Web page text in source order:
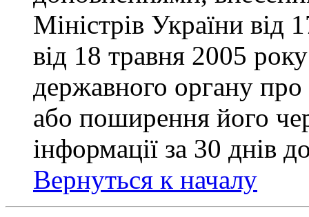
Міністрів України від
від 18 травня 2005
державного органу
або поширення його
інформації за 30 днів
Вернуться к началу